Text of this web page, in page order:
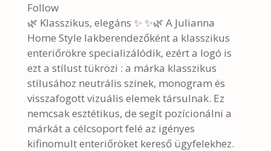
Follow
🌿 Klasszikus, elegáns ✨ ✨🌿 A Julianna
Home Style lakberendezőként a klasszikus
enteriőrökre specializálódik, ezért a logó is
ezt a stílust tükrözi : a márka klasszikus
stílusához neutrális színek, monogram és
visszafogott vizuális elemek társulnak. Ez
nemcsak esztétikus, de segít pozícionálni a
márkát a célcsoport felé az igényes
kifinomult enteriőröket kereső ügyfelekhez.